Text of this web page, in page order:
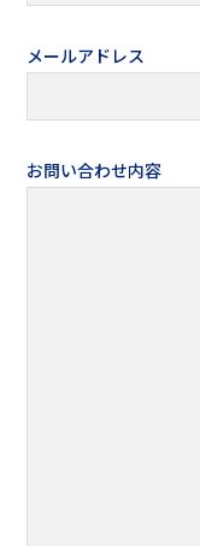
メールアドレス
お問い合わせ内容